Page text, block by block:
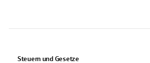
Steuern und Gesetze